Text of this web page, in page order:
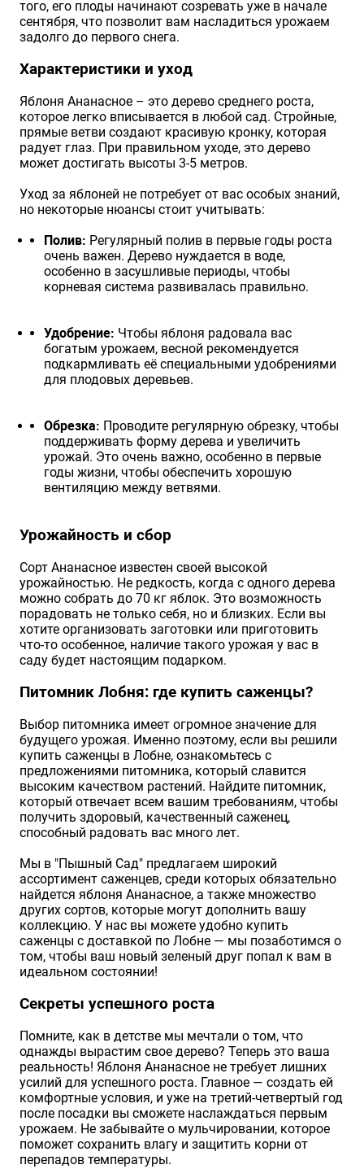
того, его плоды начинают созревать уже в начале
сентября, что позволит вам насладиться урожаем
задолго до первого снега.
Характеристики и уход
Яблоня Ананасное – это дерево среднего роста,
которое легко вписывается в любой сад. Стройные,
прямые ветви создают красивую кронку, которая
радует глаз. При правильном уходе, это дерево
может достигать высоты 3-5 метров.
Уход за яблоней не потребует от вас особых знаний,
но некоторые нюансы стоит учитывать:
Полив: Регулярный полив в первые годы роста
очень важен. Дерево нуждается в воде,
особенно в засушливые периоды, чтобы
корневая система развивалась правильно.
Удобрение: Чтобы яблоня радовала вас
богатым урожаем, весной рекомендуется
подкармливать её специальными удобрениями
для плодовых деревьев.
Обрезка: Проводите регулярную обрезку, чтобы
поддерживать форму дерева и увеличить
урожай. Это очень важно, особенно в первые
годы жизни, чтобы обеспечить хорошую
вентиляцию между ветвями.
Урожайность и сбор
Сорт Ананасное известен своей высокой
урожайностью. Не редкость, когда с одного дерева
можно собрать до 70 кг яблок. Это возможность
порадовать не только себя, но и близких. Если вы
хотите организовать заготовки или приготовить
что-то особенное, наличие такого урожая у вас в
саду будет настоящим подарком.
Питомник Лобня: где купить саженцы?
Выбор питомника имеет огромное значение для
будущего урожая. Именно поэтому, если вы решили
купить саженцы в Лобне, ознакомьтесь с
предложениями питомника, который славится
высоким качеством растений. Найдите питомник,
который отвечает всем вашим требованиям, чтобы
получить здоровый, качественный саженец,
способный радовать вас много лет.
Мы в "Пышный Сад" предлагаем широкий
ассортимент саженцев, среди которых обязательно
найдется яблоня Ананасное, а также множество
других сортов, которые могут дополнить вашу
коллекцию. У нас вы можете удобно купить
саженцы с доставкой по Лобне — мы позаботимся о
том, чтобы ваш новый зеленый друг попал к вам в
идеальном состоянии!
Секреты успешного роста
Помните, как в детстве мы мечтали о том, что
однажды вырастим свое дерево? Теперь это ваша
реальность! Яблоня Ананасное не требует лишних
усилий для успешного роста. Главное — создать ей
комфортные условия, и уже на третий-четвертый год
после посадки вы сможете наслаждаться первым
урожаем. Не забывайте о мульчировании, которое
поможет сохранить влагу и защитить корни от
перепадов температуры.